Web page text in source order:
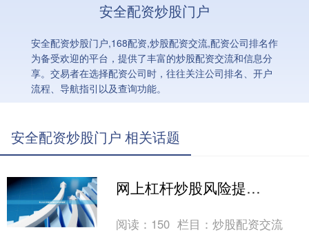
安全配资炒股门户
安全配资炒股门户,168配资,炒股配资交流,配资公司排名作
为备受欢迎的平台，提供了丰富的炒股配资交流和信息分
享。交易者在选择配资公司时，往往关注公司排名、开户
流程、导航指引以及查询功能。
安全配资炒股门户 相关话题
网上杠杆炒股风险提示与操作指南
阅读： 150 栏目：炒股配资交流